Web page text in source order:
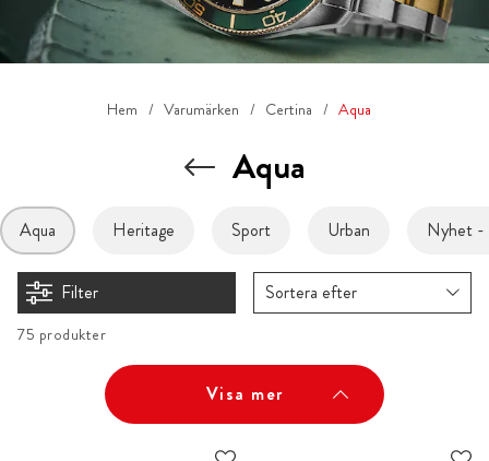
Hem Varumärken Certina Aqua
Aqua
Aqua Heritage Sport Urban Nyhet -
Filter Sortera efter
75 produkter
Visa mer